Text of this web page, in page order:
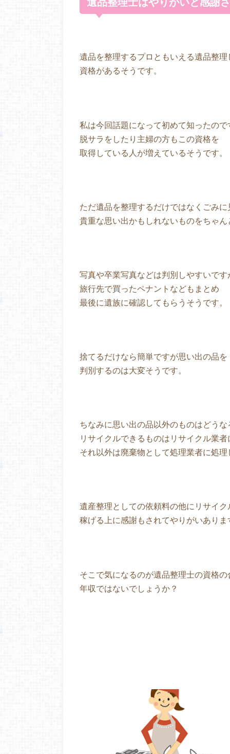
遺品を整理するプロともいえる遺品整理
資格があるそうです。
私は今回話題になって初めて知ったので
脱サラをしたり主婦の方もこの資格を
取得している人が増えているそうです。
ただ遺品を整理するだけではなくごみ
貴重な思い出かもしれないものをちゃ
写真や卒業写真などは判別しやすいです
旅行先で買ったペナントなどもまとめ
最後に遺族に確認してもらうそうです。
捨てるだけなら簡単ですが思い出の品を
判別するのは大変そうです。
ちなみに思い出の品以外のものはどう
リサイクルできるものはリサイクル業者
それ以外は廃棄物として処理業者に処
遺産整理としての依頼料の他にリサイ
稼げる上に感謝もされてやりがいありま
そこで気になるのが遺品整理士の資格の
年収ではないでしょうか？